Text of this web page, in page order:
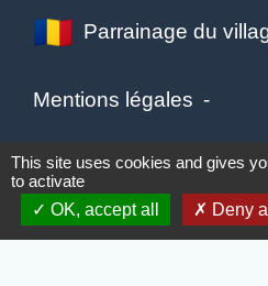
Parrainage du
Mentions légales -
Plan du site - Gestion
This site uses cookies and gives
to activate
OK, accept all
Deny